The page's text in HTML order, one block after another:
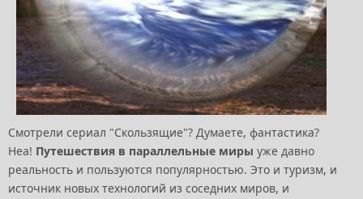
Смотрели сериал "Скользящие"? Думаете, фантастика?
Неа! Путешествия в параллельные миры уже давно
реальность и пользуются популярностью. Это и туризм, и
источник новых технологий из соседних миров, и